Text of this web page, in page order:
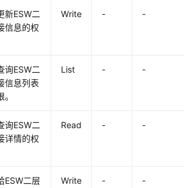
新ESW二
信息的权
Write - -
询ESW二
信息列表
List - -
询ESW二
详情的权
Read - -
ESW二层
Write - -